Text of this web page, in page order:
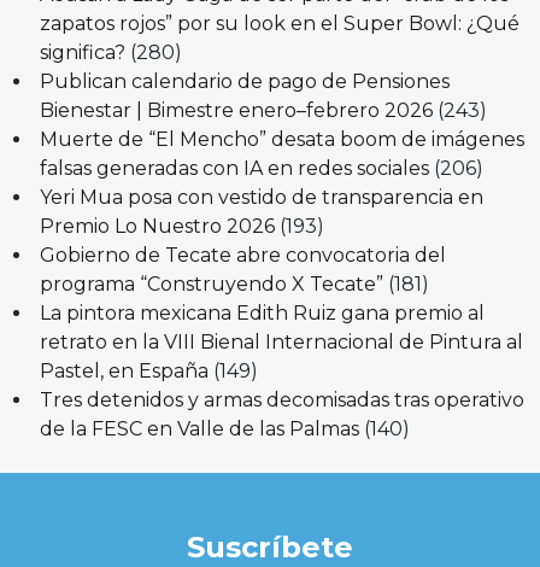
zapatos rojos” por su look en el Super Bowl: ¿Qué
significa? (280)
Publican calendario de pago de Pensiones
Bienestar | Bimestre enero–febrero 2026 (243)
Muerte de “El Mencho” desata boom de imágenes
falsas generadas con IA en redes sociales (206)
Yeri Mua posa con vestido de transparencia en
Premio Lo Nuestro 2026 (193)
Gobierno de Tecate abre convocatoria del
programa “Construyendo X Tecate” (181)
La pintora mexicana Edith Ruiz gana premio al
retrato en la VIII Bienal Internacional de Pintura al
Pastel, en España (149)
Tres detenidos y armas decomisadas tras operativo
de la FESC en Valle de las Palmas (140)
Suscríbete